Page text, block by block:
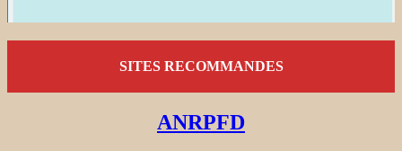
SITES RECOMMANDES
ANRPFD